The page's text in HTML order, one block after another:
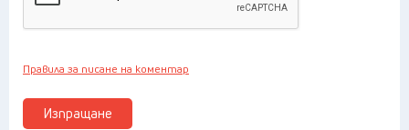
Изпращане
Правила за писане на коментар